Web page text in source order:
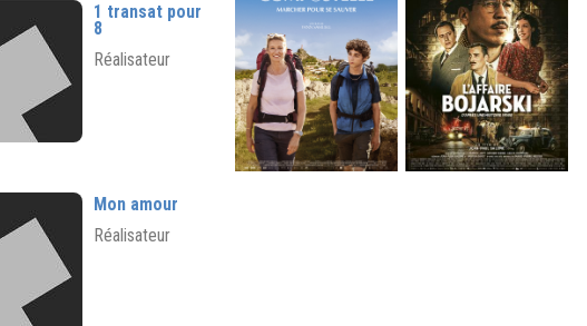
1 transat pour
8
Réalisateur
Mon amour
Réalisateur